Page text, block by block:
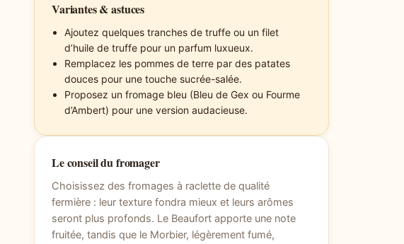
Variantes & astuces
Ajoutez quelques tranches de truffe ou un filet
d’huile de truffe pour un parfum luxueux.
Remplacez les pommes de terre par des patates
douces pour une touche sucrée-salée.
Proposez un fromage bleu (Bleu de Gex ou Fourme
d’Ambert) pour une version audacieuse.
Le conseil du fromager
Choisissez des fromages à raclette de qualité
fermière : leur texture fondra mieux et leurs arômes
seront plus profonds. Le Beaufort apporte une note
fruitée, tandis que le Morbier, légèrement fumé,